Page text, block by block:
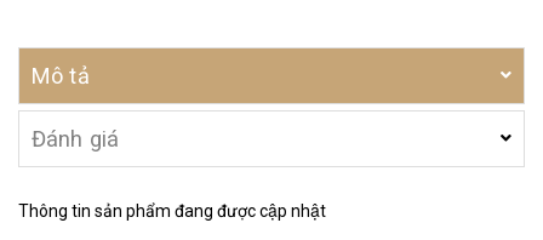
Mô tả
Đánh giá
Thông tin sản phẩm đang được cập nhật